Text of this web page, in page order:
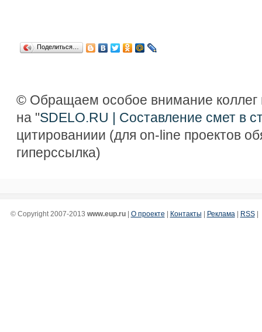
Поделиться…
© Обращаем особое внимание коллег
на "SDELO.RU | Составление смет в
цитированиии (для on-line проектов
гиперссылка)
© Copyright 2007-2013 www.eup.ru| О проекте | Контакты | Реклама | RSS|